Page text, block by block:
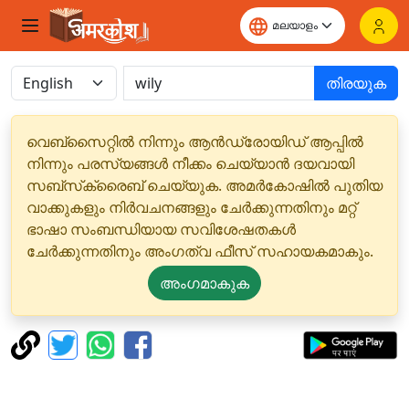
തിരയുക
വെബ്‌സൈറ്റിൽ നിന്നും ആൻഡ്രോയിഡ് ആപ്പിൽ
നിന്നും പരസ്യങ്ങൾ നീക്കം ചെയ്യാൻ ദയവായി
സബ്‌സ്‌ക്രൈബ് ചെയ്യുക. അമർകോഷിൽ പുതിയ
വാക്കുകളും നിർവചനങ്ങളും ചേർക്കുന്നതിനും മറ്റ്
ഭാഷാ സംബന്ധിയായ സവിശേഷതകൾ
ചേർക്കുന്നതിനും അംഗത്വ ഫീസ് സഹായകമാകും.
അംഗമാകുക